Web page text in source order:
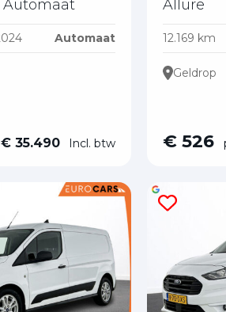
Automaat
Automaat
€ 35.490 Incl. btw
Allure
12.169 km
Geldrop
€ 526